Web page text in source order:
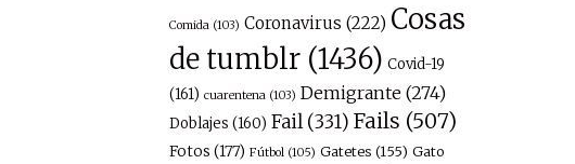
Comida(103) Coronavirus (222) Cosas
de tumblr(1436) Covid-19
(161) cuarentena(103) Demigrante(274)
Doblajes (160) Fail(331) Fails (507)
Fotos (177) Fútbol(105) Gatetes (155) Gato